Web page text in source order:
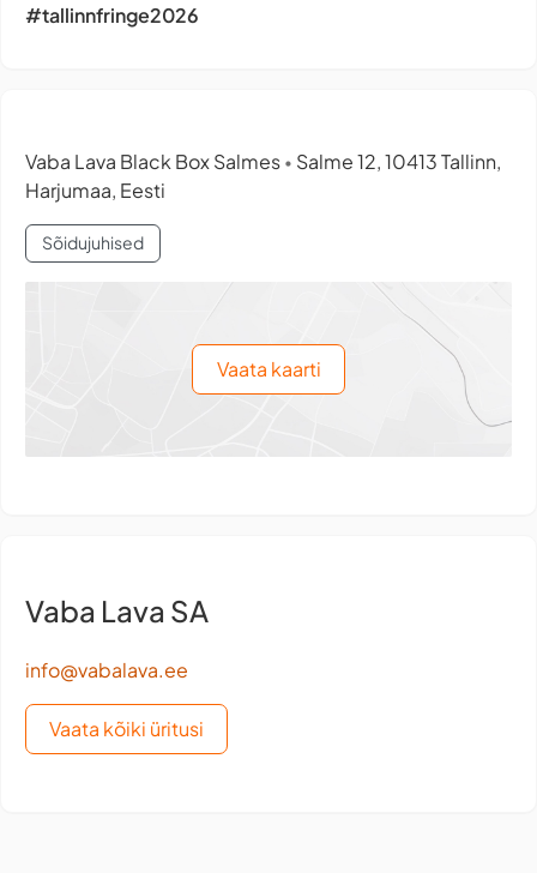
#tallinnfringe2026
Vaba Lava Black Box Salmes • Salme 12, 10413 Tallinn,
Harjumaa, Eesti
Sõidujuhised
Vaata kaarti
Vaba Lava SA
info@vabalava.ee
Vaata kõiki üritusi